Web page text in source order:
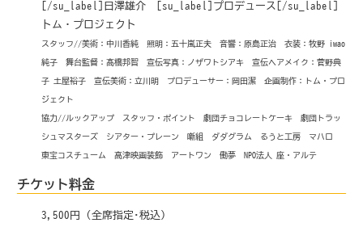
[/su_label]日澤雄介 [su_label]プロデュース[/su_label]
トム・プロジェクト
スタッフ//美術：中川香純 照明：五十嵐正夫 音響：原島正治 衣装：牧野 iwao
純子 舞台監督：髙橋邦智 宣伝写真：ノザワトシアキ 宣伝ヘアメイク：菅野典
子 土屋裕子 宣伝美術：立川明 プロデューサー：岡田潔 企画制作：トム・プロ
ジェクト
協力//ルックアップ スタッフ・ポイント 劇団チョコレートケーキ 劇団トラッ
シュマスターズ シアター・プレーン 噺組 ダダグラム るうと工房 マハロ
東宝コスチューム 高津映画装飾 アートワン 働夢 NPO法人 座・アルテ
チケット料金
3,500円 (全席指定･税込)